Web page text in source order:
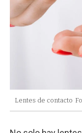
Lentes de contacto